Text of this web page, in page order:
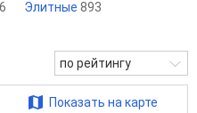
Элитные 893
по рейтингу
Показать на карте